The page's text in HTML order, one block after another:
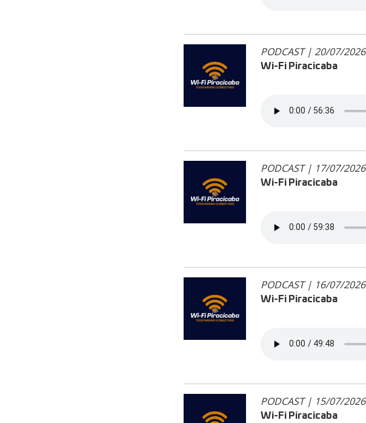
PODCAST | 20/07/2026
Wi-Fi Piracicaba
PODCAST | 17/07/2026
Wi-Fi Piracicaba
PODCAST | 16/07/2026
Wi-Fi Piracicaba
PODCAST | 15/07/2026
Wi-Fi Piracicaba